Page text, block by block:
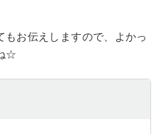
お伝えしますので、よかっ
☆